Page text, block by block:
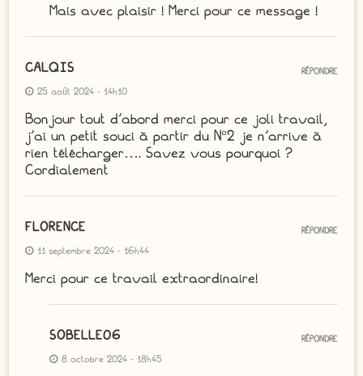
Mais avec plaisir ! Merci pour ce message !
CALQIS
25 août 2024 - 14h10
Bonjour tout d’abord merci pour ce joli travail,
j’ai un petit souci à partir du N°2 je n’arrive à
rien télécharger…. Savez vous pourquoi ?
Cordialement
RÉPONDRE
FLORENCE
11 septembre 2024 - 16h44
Merci pour ce travail extraordinaire!
RÉPONDRE
SOBELLE06
8 octobre 2024 - 18h45
RÉPONDRE